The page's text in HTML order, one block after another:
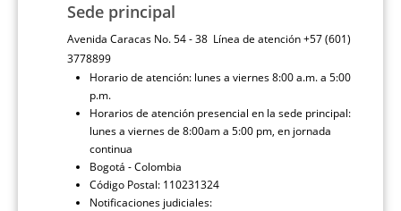
Sede principal
Avenida Caracas No. 54 - 38 Línea de atención +57 (601)
3778899
Horario de atención: lunes a viernes 8:00 a.m. a 5:00
p.m.
Horarios de atención presencial en la sede principal:
lunes a viernes de 8:00am a 5:00 pm, en jornada
continua
Bogotá - Colombia
Código Postal: 110231324
Notificaciones judiciales: